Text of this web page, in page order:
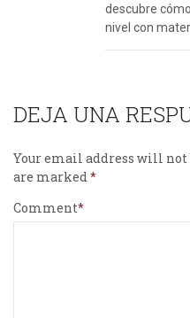
descubre
nivel con
DEJA UNA
Your email address will not
are marked
Comment